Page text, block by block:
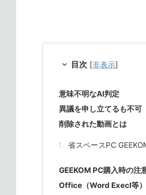
目次 [非表示]
意味不明なAI判定
異議を申し立てるも不可
削除された動画とは
省スペースPC
GEEKOM PC購入時の注
Office（Word Execl等